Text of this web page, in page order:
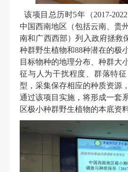
该项目总历时5年（2017-2022
中国西南地区（包括云南、贵
南和广西西部）列入政府拯救
种群野生植物和88种潜在的极
目标物种的地理分布、种群大
征与人为干扰程度、群落特
型，采集保存相应的种质资源
通过该项目实施，将形成一套
区极小种群野生植物的本底资